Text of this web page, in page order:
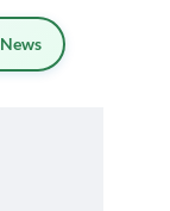
News